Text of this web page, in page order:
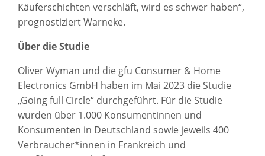
Käuferschichten verschläft, wird es schwer haben“,
prognostiziert Warneke.
Über die Studie
Oliver Wyman und die gfu Consumer & Home
Electronics GmbH haben im Mai 2023 die Studie
„Going full Circle“ durchgeführt. Für die Studie
wurden über 1.000 Konsumentinnen und
Konsumenten in Deutschland sowie jeweils 400
Verbraucher*innen in Frankreich und